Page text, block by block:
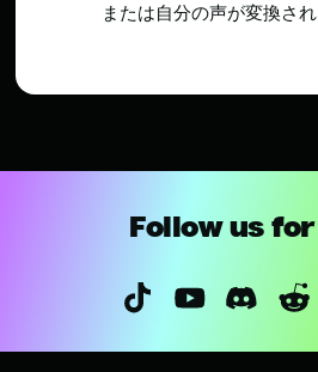
または自分の声が変換さ
Follow us